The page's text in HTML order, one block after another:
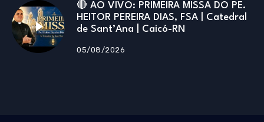
🔴 AO VIVO: PRIMEIRA MISSA DO PE.
HEITOR PEREIRA DIAS, FSA | Catedral
de Sant’Ana | Caicó-RN
05/08/2026